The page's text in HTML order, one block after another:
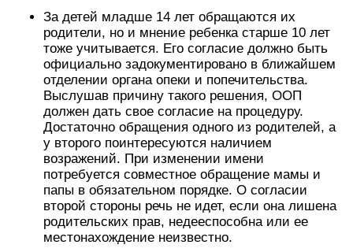
За детей младше 14 лет обращаются их
родители, но и мнение ребенка старше 10 лет
тоже учитывается. Его согласие должно быть
официально задокументировано в ближайшем
отделении органа опеки и попечительства.
Выслушав причину такого решения, ООП
должен дать свое согласие на процедуру.
Достаточно обращения одного из родителей, а
у второго поинтересуются наличием
возражений. При изменении имени
потребуется совместное обращение мамы и
папы в обязательном порядке. О согласии
второй стороны речь не идет, если она лишена
родительских прав, недееспособна или ее
местонахождение неизвестно.